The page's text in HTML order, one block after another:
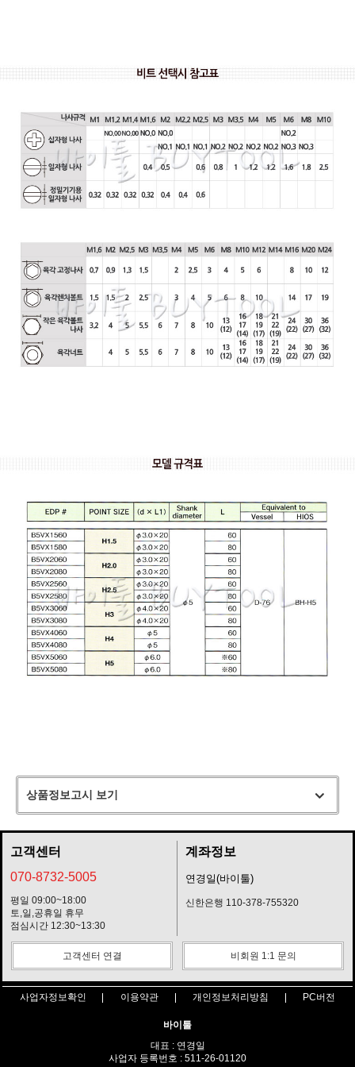
상품정보고시 보기
고객센터
070-8732-5005
평일 09:00~18:00
토,일,공휴일 휴무
점심시간 12:30~13:30
계좌정보
연경일(바이툴)
신한은행 110-378-755320
고객센터 연결 비회원 1:1 문의
사업자정보확인 이용약관 개인정보처리방침 PC버전
바이툴
대표 : 연경일
사업자 등록번호 : 511-26-01120